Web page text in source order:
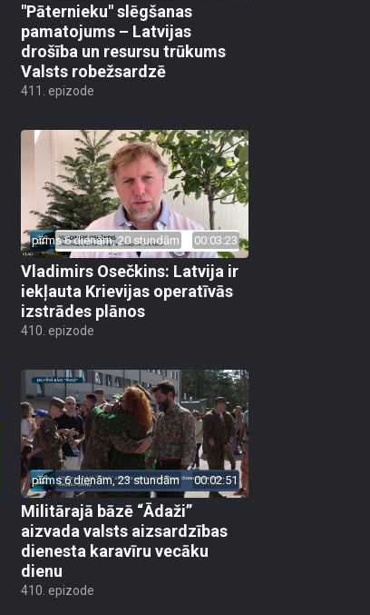
"Pāternieku" slēgšanas
pamatojums – Latvijas
drošība un resursu trūkums
Valsts robežsardzē
411. epizode
pirms 6 dienām, 20 stundām 00:03:23
Vladimirs Osečkins: Latvija ir
iekļauta Krievijas operatīvās
izstrādes plānos
410. epizode
pirms 6 dienām, 23 stundām 00:02:51
Militārajā bāzē “Ādaži”
aizvada valsts aizsardzības
dienesta karavīru vecāku
dienu
410. epizode